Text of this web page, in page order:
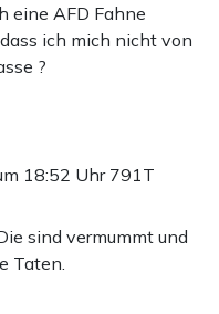
eine AFD Fahne
ich mich nicht von
?
18:52 Uhr 791T
sind vermummt und
Taten.